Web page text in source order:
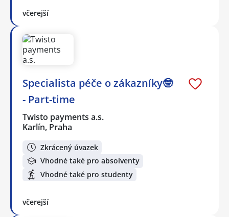
včerejší
Specialista péče o zákazníky🤓
- Part-time
Twisto payments a.s.
Karlín, Praha
Zkrácený úvazek
Vhodné také pro absolventy
Vhodné také pro studenty
včerejší